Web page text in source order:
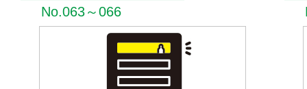
No.063～066